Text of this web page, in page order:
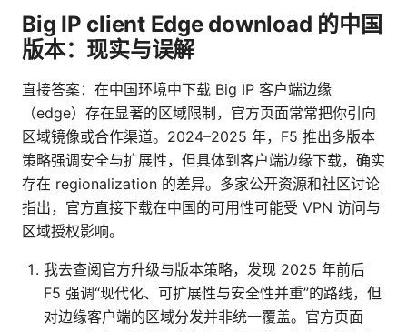
Big IP client Edge download 的中国
版本：现实与误解
直接答案：在中国环境中下载 Big IP 客户端边缘
（edge）存在显著的区域限制，官方页面常常把你引向
区域镜像或合作渠道。2024–2025 年，F5 推出多版本
策略强调安全与扩展性，但具体到客户端边缘下载，确实
存在 regionalization 的差异。多家公开资源和社区讨论
指出，官方直接下载在中国的可用性可能受 VPN 访问与
区域授权影响。
我去查阅官方升级与版本策略，发现 2025 年前后
F5 强调“现代化、可扩展性与安全性并重”的路线，但
对边缘客户端的区域分发并非统一覆盖。官方页面